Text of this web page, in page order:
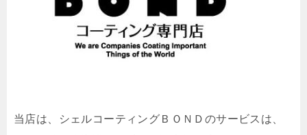
当店は、
シェルコーティングＢＯＮＤのサービスは、